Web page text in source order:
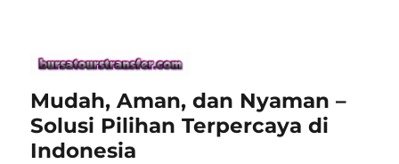
Mudah, Aman, dan Nyaman –
Solusi Pilihan Terpercaya di
Indonesia